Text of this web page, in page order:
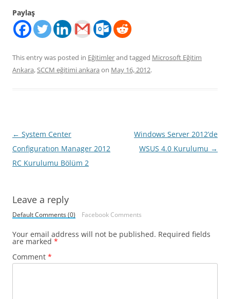
Paylaş
This entry was posted in Eğitimlerand tagged Microsoft Eğitim
Ankara,SCCM eğitimi ankara on May 16, 2012.
Post
navigation
← System Center
Configuratıon Manager 2012
RC Kurulumu Bölüm 2
Windows Server 2012’de
WSUS 4.0 Kurulumu →
Leave a reply
Default Comments (0) Facebook Comments
Your email address will not be published. Required fields
are marked *
Comment *